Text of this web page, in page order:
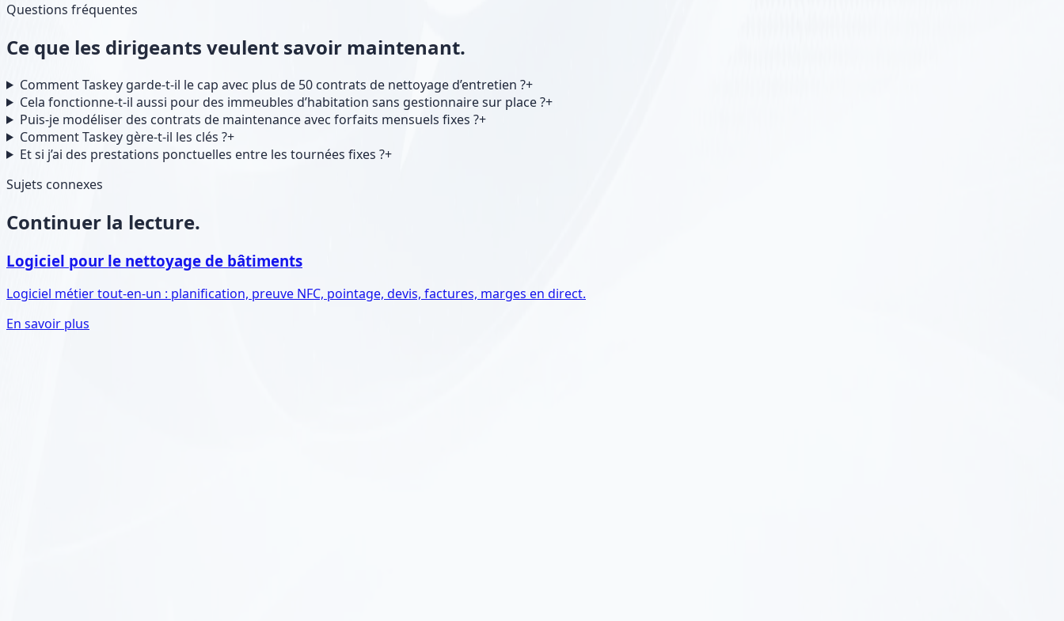
Questions fréquentes
Ce que les dirigeants veulent savoir maintenant.
Comment Taskey garde-t-il le cap avec plus de 50 contrats de nettoyage d’entretien ?+
Cela fonctionne-t-il aussi pour des immeubles d’habitation sans gestionnaire sur place ?+
Puis-je modéliser des contrats de maintenance avec forfaits mensuels fixes ?+
Comment Taskey gère-t-il les clés ?+
Et si j’ai des prestations ponctuelles entre les tournées fixes ?+
Sujets connexes
Continuer la lecture.
Logiciel pour le nettoyage de bâtiments
Logiciel métier tout-en-un : planification, preuve NFC, pointage, devis, factures, marges en direct.
En savoir plus